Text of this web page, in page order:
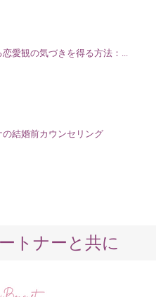
愛観の気づきを得る方法：...
の結婚前カウンセリング
トナーと共に